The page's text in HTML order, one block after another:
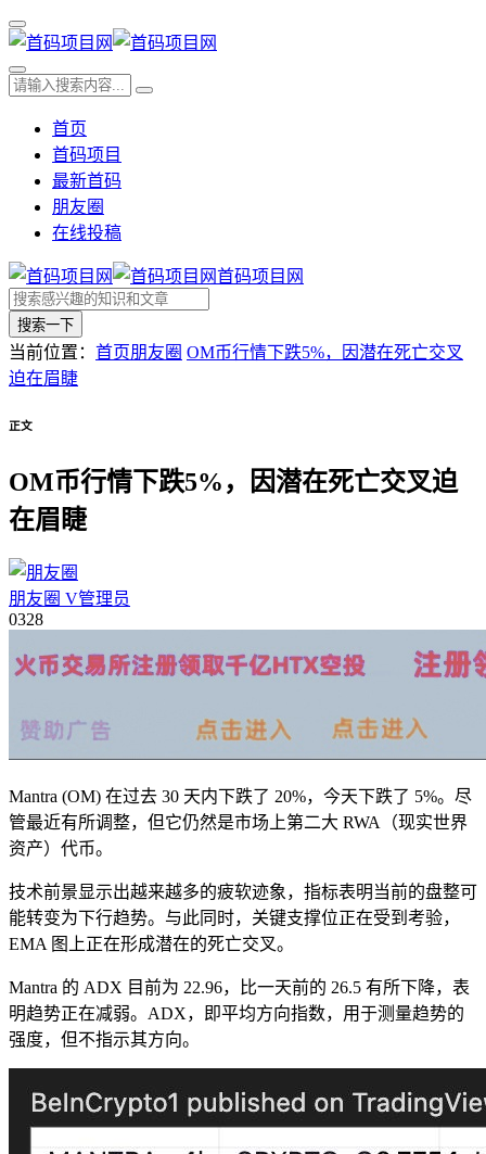
首页
首码项目
最新首码
朋友圈
在线投稿
首码项目网
搜索一下
当前位置： 首页朋友圈 OM币行情下跌5%，因潜在死亡交叉
迫在眉睫
正文
OM币行情下跌5%，因潜在死亡交叉迫
在眉睫
朋友圈 V管理员
0328
Mantra (OM) 在过去 30 天内下跌了 20%，今天下跌了 5%。尽
管最近有所调整，但它仍然是市场上第二大 RWA（现实世界
资产）代币。
技术前景显示出越来越多的疲软迹象，指标表明当前的盘整可
能转变为下行趋势。与此同时，关键支撑位正在受到考验，
EMA 图上正在形成潜在的死亡交叉。
Mantra 的 ADX 目前为 22.96，比一天前的 26.5 有所下降，表
明趋势正在减弱。ADX，即平均方向指数，用于测量趋势的
强度，但不指示其方向。